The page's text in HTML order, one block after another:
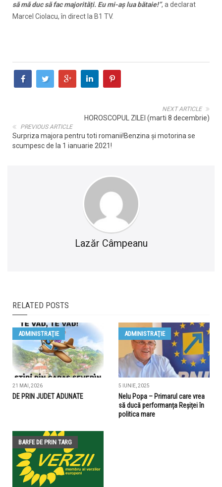
să mă duc să fac majorități. Eu mi-aș lua bătaie!”, a declarat
Marcel Ciolacu, în direct la B1 TV.
NEXT ARTICLE
HOROSCOPUL ZILEI (marti 8 decembrie)
PREVIOUS ARTICLE
Surpriza majora pentru toti romanii!Benzina și motorina se
scumpesc de la 1 ianuarie 2021!
Lazăr Câmpeanu
RELATED POSTS
ADMINISTRAŢIE
21 MAI, 2026
DE PRIN JUDET ADUNATE
ADMINISTRAŢIE
5 IUNIE, 2025
Nelu Popa – Primarul care vrea
să ducă performanța Reșiței în
politica mare
BARFE DE PRIN TARG